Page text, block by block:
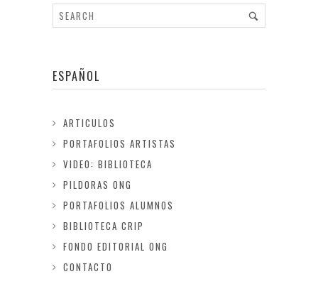
ESPAÑOL
ARTICULOS
PORTAFOLIOS ARTISTAS
VIDEO: BIBLIOTECA
PILDORAS ONG
PORTAFOLIOS ALUMNOS
BIBLIOTECA CRIP
FONDO EDITORIAL ONG
CONTACTO